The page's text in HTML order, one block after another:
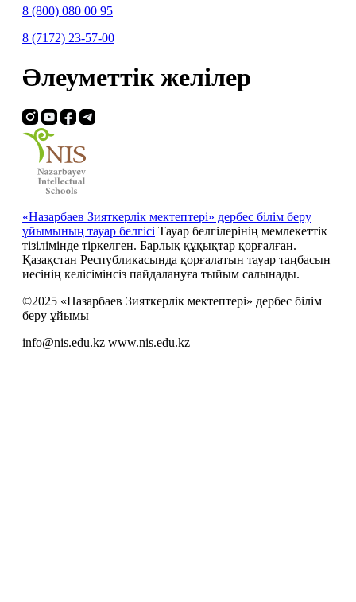
8 (800) 080 00 95
8 (7172) 23-57-00
Әлеуметтік желілер
«Назарбаев Зияткерлік мектептері» дербес білім беру
ұйымының тауар белгісі Тауар белгілерінің мемлекеттік
тізілімінде тіркелген. Барлық құқықтар қорғалған.
Қазақстан Республикасында қорғалатын тауар таңбасын
иесiнiң келiсiмiнсiз пайдалануға тыйым салынады.
©2025 «Назарбаев Зияткерлік мектептері» дербес білім
беру ұйымы
info@nis.edu.kz www.nis.edu.kz